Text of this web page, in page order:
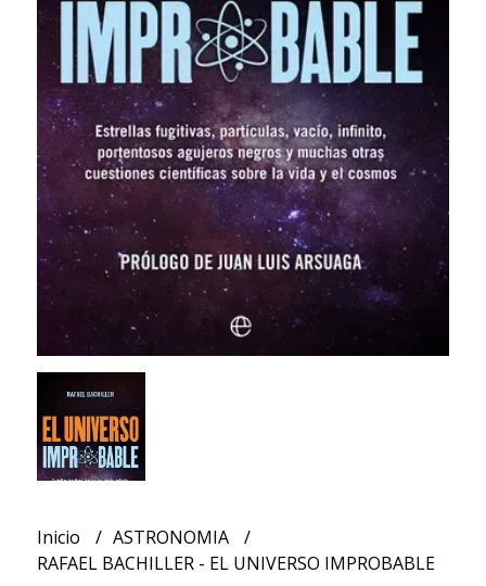
Inicio
ASTRONOMIA
RAFAEL BACHILLER - EL UNIVERSO IMPROBABLE